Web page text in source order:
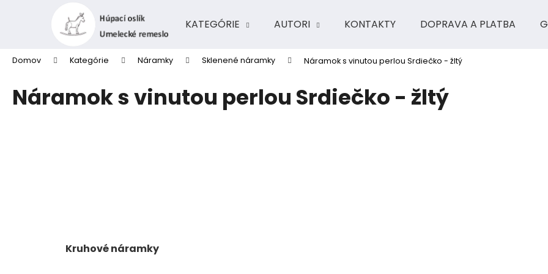
KATEGÓRIE AUTORI KONTAKTY DOPRAVA A PLATBA
Domov Kategórie Náramky Sklenené náramky Náramok s vinutou perlou Srdiečko - žltý
Náramok s vinutou perlou Srdiečko - žltý
Kruhové náramky
Späť
obchodu
Späť
obchodu
Čo potrebujete nájsť?